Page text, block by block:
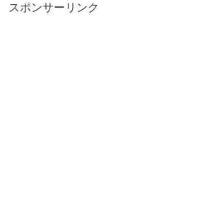
スポンサーリンク